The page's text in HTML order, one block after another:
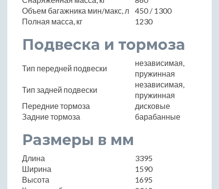
Объем багажника мин/макс, л
450 / 1300
Полная масса, кг
1230
Подвеска и тормоза
Тип передней подвески
независимая,
пружинная
Тип задней подвески
независимая,
пружинная
Передние тормоза
дисковые
Задние тормоза
барабанные
Размеры в мм
Длина
3395
Ширина
1590
Высота
1695